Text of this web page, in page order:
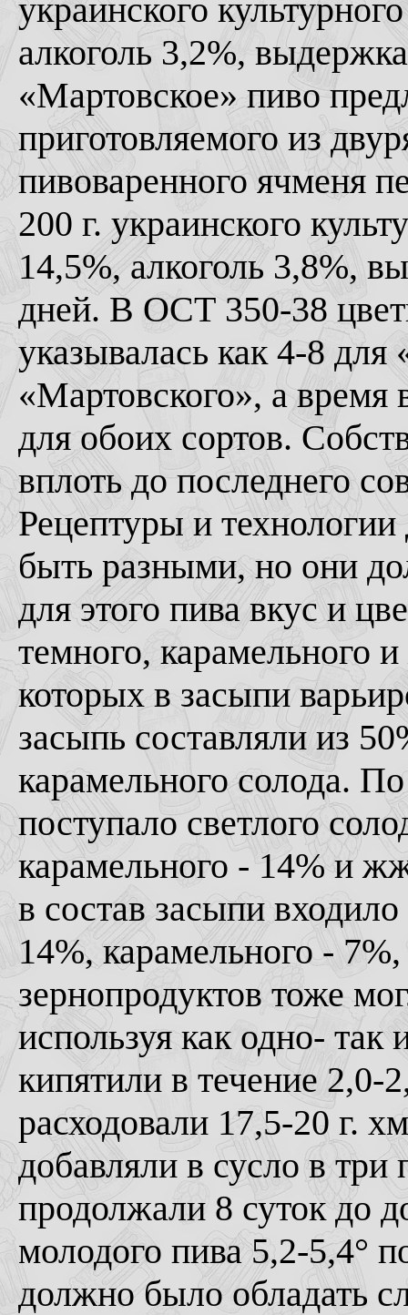
украинского
алкоголь 3,2%,
«Мартовское» пиво
приготовляемого из
пивоваренного ячменя
200 г. украинского
14,5%, алкоголь 3,8%,
дней. В ОСТ 350-38
указывалась как 4-8 для
«Мартовского», а время
для обоих сортов.
вплоть до последнего
Рецептуры и
быть разными, но они
для этого пива вкус и
темного, карамельного
которых в засыпи
засыпь составляли из
карамельного солода.
поступало светлого
карамельного - 14% и
в состав засыпи
14%, карамельного -
зернопродуктов тоже
используя как одно-
кипятили в течение 2,0-
расходовали 17,5-20 г.
добавляли в сусло в
продолжали 8 суток до
молодого пива 5,2-5,4°
должно было обладать